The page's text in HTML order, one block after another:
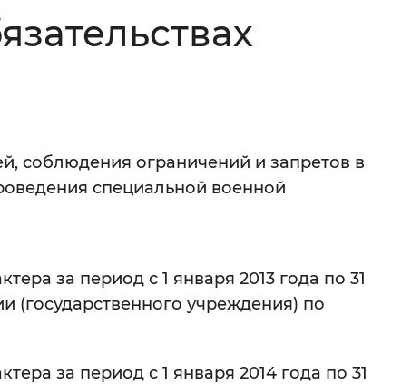
соблюдения ограничений и запретов в
специальной военной
за период с 1 января 2013 года по 31
(государственного учреждения) по
за период с 1 января 2014 года по 31